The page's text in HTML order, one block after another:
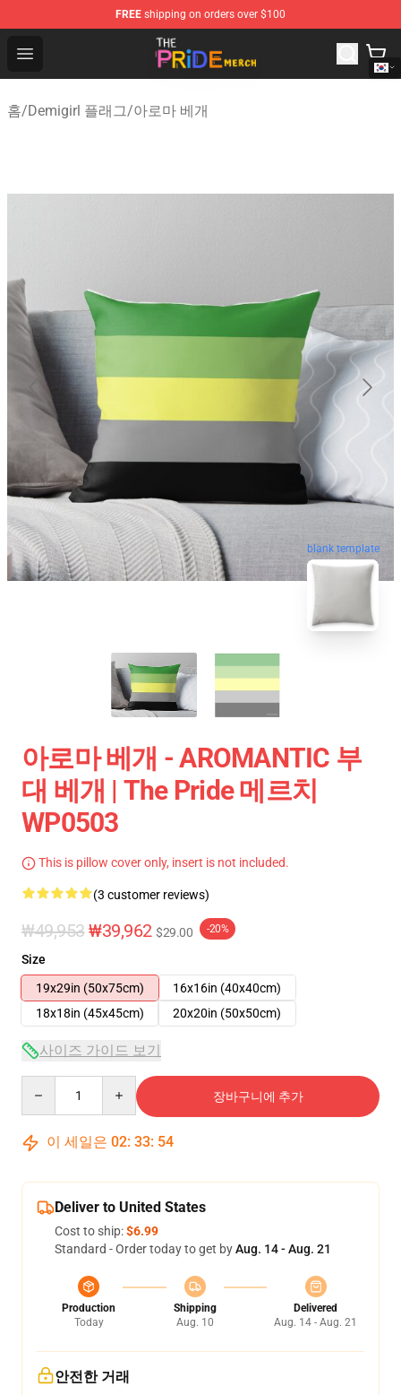
FREE shipping on orders over $100
Open menu
The Pride Shop - Official The Pride Merchandise Store
홈/Demigirl 플래그/아로마 베개
blank template
아로마 베개 - AROMANTIC 부
대 베개 | The Pride 메르치
WP0503
This is pillow cover only, insert is not included.
(3 customer reviews)
₩49,953 ₩39,962 $29.00 -20%
Size
19x29in (50x75cm)
16x16in (40x40cm)
18x18in (45x45cm)
20x20in (50x50cm)
사이즈 가이드 보기
장바구니에 추가
이 세일은 02: 33: 54
Deliver to United States
Cost to ship:$6.99
Standard - Order today to get byAug. 14 - Aug. 21
Production
Today
Shipping
Aug. 10
Delivered
Aug. 14 - Aug. 21
안전한 거래